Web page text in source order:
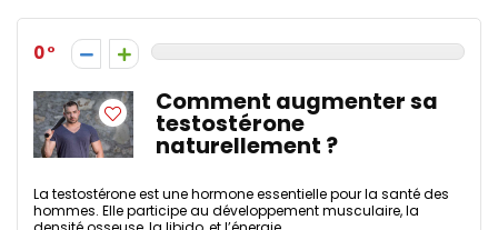
0
Comment augmenter sa
testostérone
naturellement ?
La testostérone est une hormone essentielle pour la santé des
hommes. Elle participe au développement musculaire, la